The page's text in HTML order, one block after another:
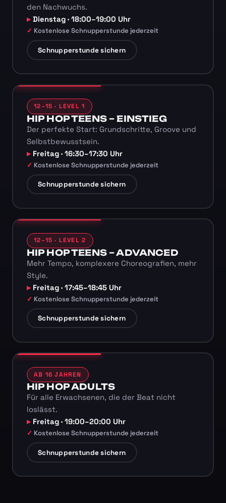
den Nachwuchs.
Dienstag · 18:00–19:00 Uhr
Kostenlose Schnupperstunde jederzeit
Schnupperstunde sichern
12–15 · LEVEL 1
HIP HOP TEENS – EINSTIEG
Der perfekte Start: Grundschritte, Groove und
Selbstbewusstsein.
Freitag · 16:30–17:30 Uhr
Kostenlose Schnupperstunde jederzeit
Schnupperstunde sichern
12–15 · LEVEL 2
HIP HOP TEENS – ADVANCED
Mehr Tempo, komplexere Choreografien, mehr
Style.
Freitag · 17:45–18:45 Uhr
Kostenlose Schnupperstunde jederzeit
Schnupperstunde sichern
AB 16 JAHREN
HIP HOP ADULTS
Für alle Erwachsenen, die der Beat nicht
loslässt.
Freitag · 19:00–20:00 Uhr
Kostenlose Schnupperstunde jederzeit
Schnupperstunde sichern